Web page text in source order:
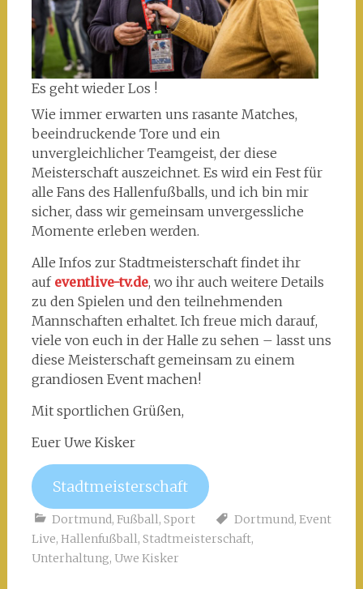
Es geht wieder Los !
Wie immer erwarten uns rasante Matches,
beeindruckende Tore und ein
unvergleichlicher Teamgeist, der diese
Meisterschaft auszeichnet. Es wird ein Fest für
alle Fans des Hallenfußballs, und ich bin mir
sicher, dass wir gemeinsam unvergessliche
Momente erleben werden.
Alle Infos zur Stadtmeisterschaft findet ihr
auf eventlive-tv.de, wo ihr auch weitere Details
zu den Spielen und den teilnehmenden
Mannschaften erhaltet. Ich freue mich darauf,
viele von euch in der Halle zu sehen – lasst uns
diese Meisterschaft gemeinsam zu einem
grandiosen Event machen!
Mit sportlichen Grüßen,
Euer Uwe Kisker
Stadtmeisterschaft
Dortmund, Fußball, Sport Dortmund, Event
Live, Hallenfußball, Stadtmeisterschaft,
Unterhaltung, Uwe Kisker